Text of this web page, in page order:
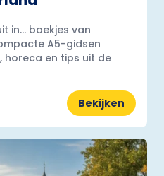
in... boekjes van
A5-gidsen
horeca en tips uit de
Bekijken